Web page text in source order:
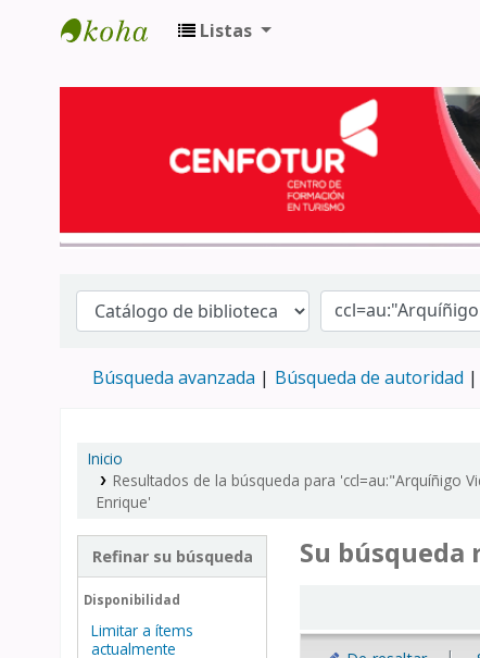
Listas
Búsqueda avanzada Búsqueda de autoridad
Inicio
Resultados de la búsqueda para 'ccl=au:"Arquíñigo
Enrique'
Refinar su búsqueda
Disponibilidad
Limitar a ítems
actualmente
Su